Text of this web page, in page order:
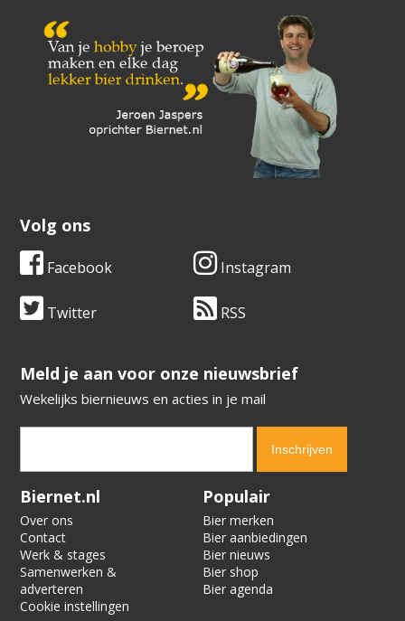
Volg ons
Facebook Instagram
Twitter RSS
​​​​​​​Meld je aan voor onze nieuwsbrief
Wekelijks biernieuws en acties in je mail
Verification code:
Biernet.nl
Over ons
Contact
Werk & stages
Samenwerken &
adverteren
Cookie instellingen
Populair
Bier merken
Bier aanbiedingen
Bier nieuws
Bier shop
Bier agenda